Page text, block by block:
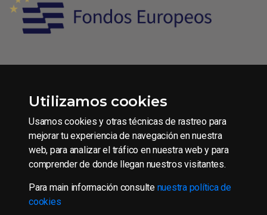
Condiciones generales de contratación
Política de Privacidad
Política de Cookies
Utilizamos cookies
Usamos cookies y otras técnicas de rastreo para
mejorar tu experiencia de navegación en nuestra
web, para analizar el tráfico en nuestra web y para
comprender de donde llegan nuestros visitantes.
Para main información consulte nuestra política de
cookies